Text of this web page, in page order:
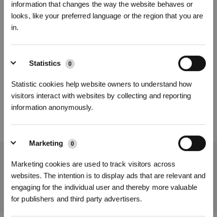
information that changes the way the website behaves or
looks, like your preferred language or the region that you are
in.
Statistics 0
Statistic cookies help website owners to understand how
visitors interact with websites by collecting and reporting
information anonymously.
Marketing 0
Marketing cookies are used to track visitors across
websites. The intention is to display ads that are relevant and
engaging for the individual user and thereby more valuable
for publishers and third party advertisers.
4. Composants inférieurs
WINBOT W2, y compris le ventilateur, les capteurs, les rouleaux latéraux, etc.,
pour qu'ils restent propres et exempts de corps étrangers.
Cet article vous a-t-il été utile ?
NON
Obtenez les dernières nouvelles d'ECOVACS
SOUMETTRE
Inscrivez-vous et recevez
* Les nouveaux inscrits peuvent utiliser 3000 points pour obtenir une réduction de 30
€ sur leur première commande lorsque le paiement dépasse 1000 €.